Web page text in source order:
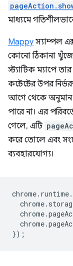
মাধ্যমে
Mappy স্যাম্পল
কোনো ঠিকানা
স্ট্যাটিক ম্যাপে
কন্টেন্টের উপর
আগে থেকে অনুমান
পারে না। এর
গেলে, এটি
করে তোলে এবং
ব্যবহারযোগ্য।
chrome. runtime.
chrome.
chrome.
chrome.
});